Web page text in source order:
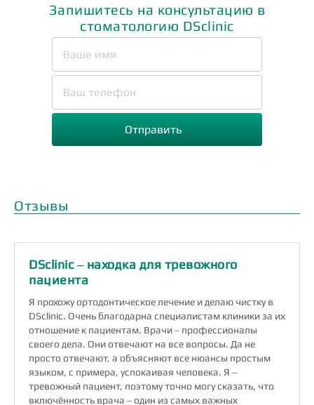
Запишитесь на консультацию в
стоматологию DSclinic
Отзывы
DSclinic ‒ находка для тревожного
пациента
Я прохожу ортодонтическое лечение и делаю чистку в
DSclinic. Очень благодарна специалистам клиники за их
отношение к пациентам. Врачи ‒ профессионалы
своего дела. Они отвечают на все вопросы. Да не
просто отвечают, а объясняют все нюансы простым
языком, с примера, успокаивая человека. Я ‒
тревожный пациент, поэтому точно могу сказать, что
включённость врача ‒ один из самых важных